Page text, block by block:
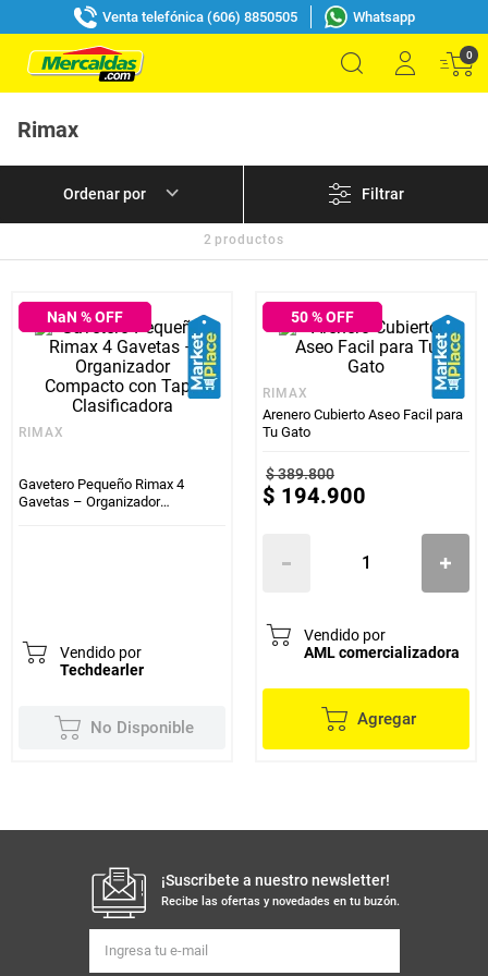
Venta telefónica (606) 8850505 Whatsapp
0
Rimax
Filtrar
2 productos
NaN % OFF
RIMAX
Gavetero Pequeño Rimax 4
Gavetas – Organizador
Vendido por
Techdearler
No Disponible
50% OFF
RIMAX
Arenero Cubierto Aseo Facil para
Tu Gato
$389.800
$ 194.900
Vendido por
AML comercializadora
Agregar
¡Suscribete a nuestro newsletter!
Recibe las ofertas y novedades en tu buzón.